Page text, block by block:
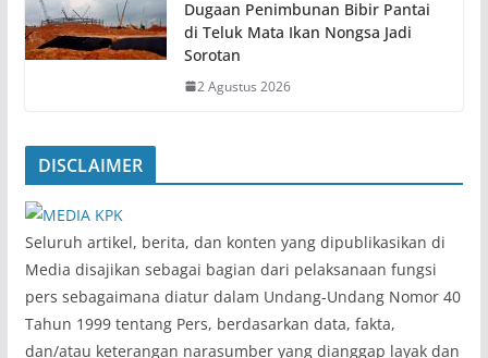
Dugaan Penimbunan Bibir Pantai
di Teluk Mata Ikan Nongsa Jadi
Sorotan
2 Agustus 2026
DISCLAIMER
‎Seluruh artikel, berita, dan konten yang dipublikasikan di
Media disajikan sebagai bagian dari pelaksanaan fungsi
pers sebagaimana diatur dalam Undang-Undang Nomor 40
Tahun 1999 tentang Pers, berdasarkan data, fakta,
dan/atau keterangan narasumber yang dianggap layak dan